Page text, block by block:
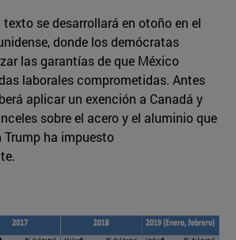
texto se desarrollará en otoño en el
donde los demócratas
las garantías de que México
laborales comprometidas. Antes
aplicar un exención a Canadá y
sobre el acero y el aluminio que
ha impuesto